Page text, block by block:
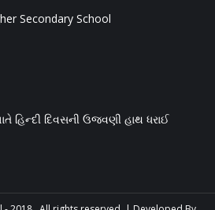
Secondary School
હિન્દી દિવસની ઉજવણી હાથ ધરાઈ